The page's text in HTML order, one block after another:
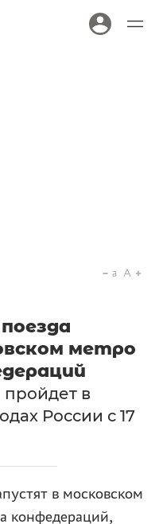
a A
метро
в
России с 17
в московском
конфедераций,